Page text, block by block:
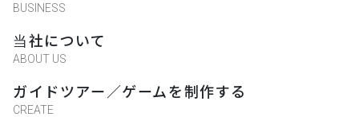
BUSINESS
当社について
ABOUT US
ガイドツアー／ゲームを制作する
CREATE